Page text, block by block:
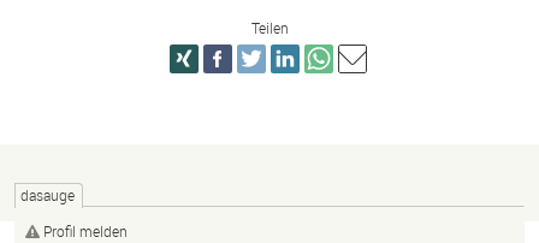
Teilen
dasauge
Profil melden